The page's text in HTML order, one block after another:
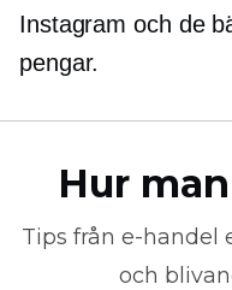
Instagram och de
pengar.
Hur
Tips från e-handel
och